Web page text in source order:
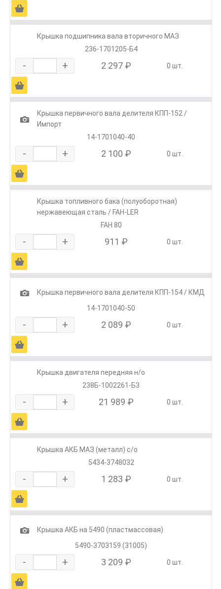
Ä
Крышка подшипника вала вторичного МАЗ
236-1701205-Б4
- + 2 297 ₽ 0 шт.
Ä
1
Крышка первичного вала делителя КПП-152 /
Импорт
14-1701040-40
- + 2 100 ₽ 0 шт.
Ä
Крышка топливного бака (полуоборотная)
нержавеющая сталь / FAH-LER
FAH 80
- + 911 ₽ 0 шт.
Ä
1
Крышка первичного вала делителя КПП-154 / КМД
14-1701040-50
- + 2 089 ₽ 0 шт.
Ä
Крышка двигателя передняя н/о
238Б-1002261-Б3
- + 21 989 ₽ 0 шт.
Ä
Крышка АКБ МАЗ (металл) с/о
5434-3748032
- + 1 283 ₽ 0 шт.
Ä
1
Крышка АКБ на 5490 (пластмассовая)
5490-3703159 (31005)
- + 3 209 ₽ 0 шт.
Ä